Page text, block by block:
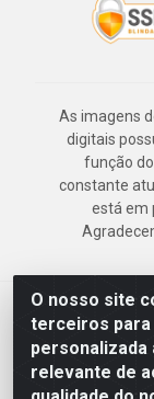
O nosso site
terceiros para
personalizada
relevante de
As imagens
digitais
função
constante
está em
Deskontão
Imbiribeira -